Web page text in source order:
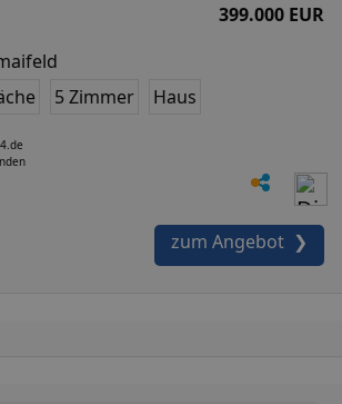
399.000 EUR
5 Zimmer Haus
zum Angebot ❯